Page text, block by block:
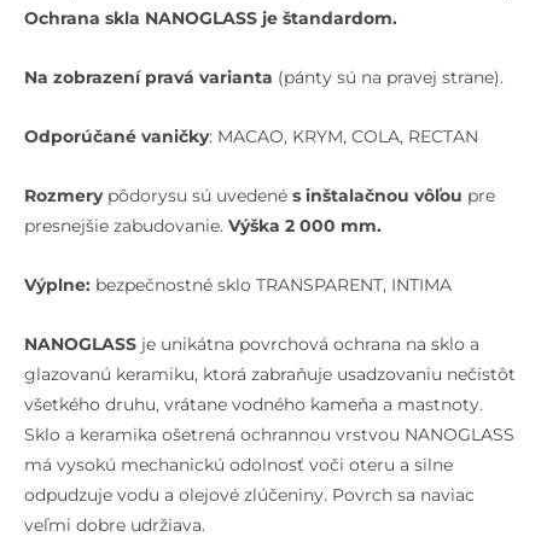
Ochrana skla NANOGLASS je štandardom.
Na zobrazení pravá varianta (pánty sú na pravej strane).
Odporúčané vaničky: MACAO, KRYM, COLA, RECTAN
Rozmerypôdorysu sú uvedené s inštalačnou vôľou pre
presnejšie zabudovanie. Výška 2 000 mm.
Výplne: bezpečnostné sklo TRANSPARENT, INTIMA
NANOGLASS je unikátna povrchová ochrana na sklo a
glazovanú keramiku, ktorá zabraňuje usadzovaniu nečistôt
všetkého druhu, vrátane vodného kameňa a mastnoty.
Sklo a keramika ošetrená ochrannou vrstvou NANOGLASS
má vysokú mechanickú odolnosť voči oteru a silne
odpudzuje vodu a olejové zlúčeniny. Povrch sa naviac
veľmi dobre udržiava.